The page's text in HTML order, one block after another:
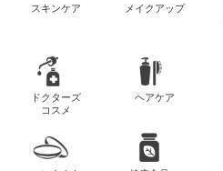
スキンケア メイクアップ
ドクターズ
コスメ
ヘアケア